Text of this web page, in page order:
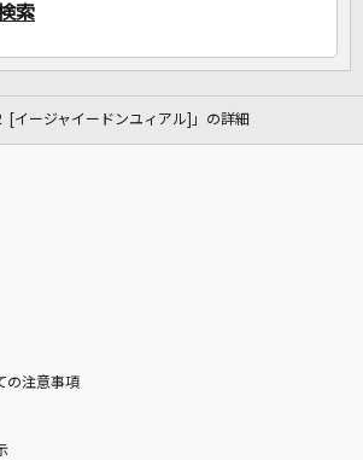
に会員登録・ログインして
索
[イージャイードンユィアル]」の詳細
の注意事項